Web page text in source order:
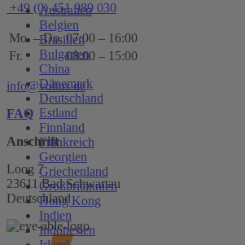
Australien
Belgien
Brasilien
Bulgarien
China
Dänemark
Deutschland
Estland
Finnland
Frankreich
Georgien
Griechenland
Großbritannien
Hong Kong
Indien
Indonesien
+49 (0) 451 989 030
Mo. – Do. 07:00 – 16:00
Fr.
08:00 – 15:00
info@voltus.de
FAQ
Anschrift
Loog 7
23611 Bad Schwartau
Deutschland